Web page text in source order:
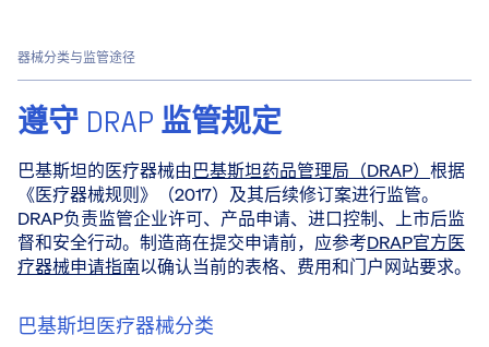
器械分类与监管途径
遵守 DRAP 监管规定
巴基斯坦的医疗器械由巴基斯坦药品管理局（DRAP） 根据
《医疗器械规则》（2017）及其后续修订案进行监管。
DRAP负责监管企业许可、产品申请、进口控制、上市后监
督和安全行动。制造商在提交申请前，应参考DRAP官方医
疗器械申请指南以确认当前的表格、费用和门户网站要求。
巴基斯坦医疗器械分类